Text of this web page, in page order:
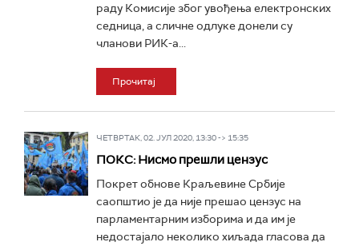
раду Комисије због увођења електронских
седница, а сличне одлуке донели су
чланови РИК-а...
Прочитај
ЧЕТВРТАК, 02. ЈУЛ 2020, 13:30 -> 15:35
ПОКС: Нисмо прешли цензус
Покрет обнове Краљевине Србије
саопштио је да није прешао цензус на
парламентарним изборима и да им је
недостајало неколико хиљада гласова да